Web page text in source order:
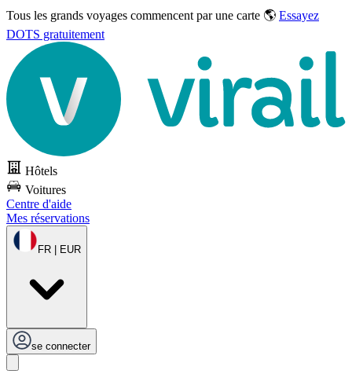
Tous les grands voyages commencent par une carte 🌎 Essayez
DOTS gratuitement
Hôtels
Voitures
Centre d'aide
Mes réservations
FR | EUR
se connecter